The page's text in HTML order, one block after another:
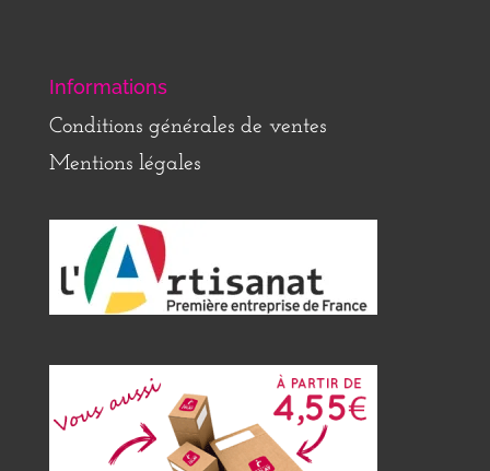
Informations
Conditions générales de ventes
Mentions légales